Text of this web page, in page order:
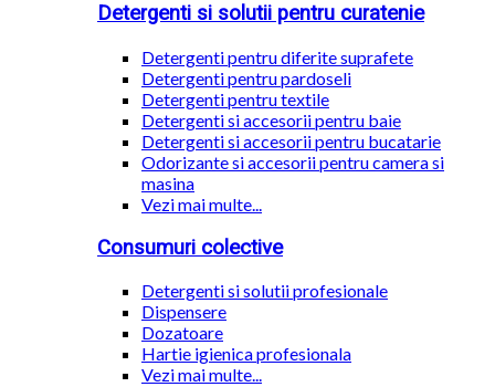
Detergenti si solutii pentru curatenie
Detergenti pentru diferite suprafete
Detergenti pentru pardoseli
Detergenti pentru textile
Detergenti si accesorii pentru baie
Detergenti si accesorii pentru bucatarie
Odorizante si accesorii pentru camera si
masina
Vezi mai multe...
Consumuri colective
Detergenti si solutii profesionale
Dispensere
Dozatoare
Hartie igienica profesionala
Vezi mai multe...